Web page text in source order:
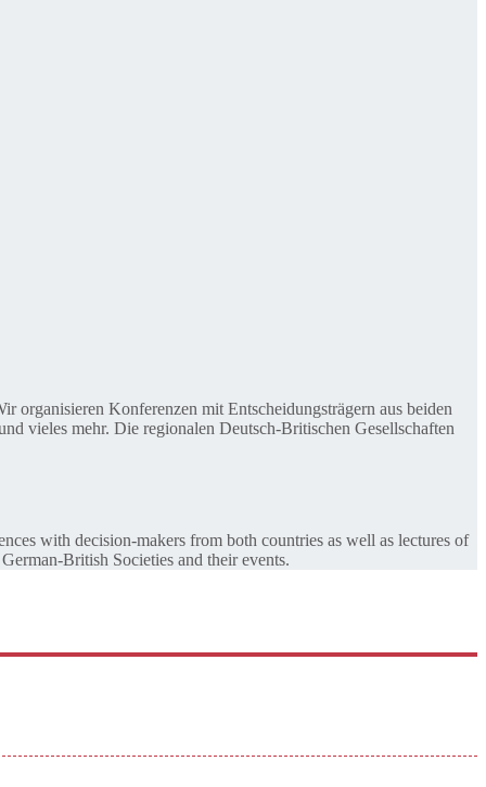
organisieren Konferenzen mit Entscheidungsträgern aus beiden
vieles mehr. Die regionalen Deutsch-Britischen Gesellschaften
with decision-makers from both countries as well as lectures of
British Societies and their events.